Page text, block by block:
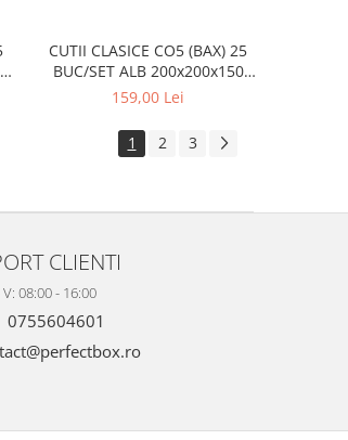
CUTII CLASICE CO5 (BAX) 25
BUC/SET ALB 200x200x150
mm
159,00 Lei
1 2 3
CLIENTI
V: 08:00 - 16:00
0755604601